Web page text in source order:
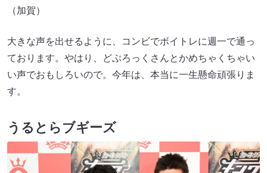
（加賀）
大きな声を出せるように、コンビでボイトレに週一で通っ
ております。やはり、どぶろっくさんとかめちゃくちゃい
い声でおもしろいので。今年は、本当に一生懸命頑張りま
す。
うるとらブギーズ